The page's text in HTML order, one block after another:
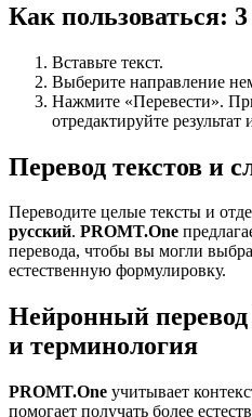
Как пользоваться:
Вставьте текст.
Выберите направление
Нажмите «Перевести».
отредактируйте
Перевод текстов и
Переводите целые тексты и
русский. PROMT.One
перевода, чтобы вы могли
естественную формулировку.
Нейронный
и терминология
PROMT.One учитывает
помогает получать более